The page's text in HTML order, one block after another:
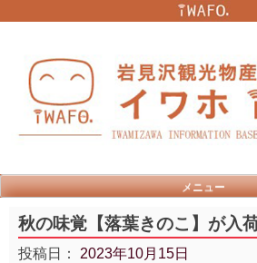
メニュー
秋の味覚【落葉きのこ】が入
投稿日： 2023年10月15日